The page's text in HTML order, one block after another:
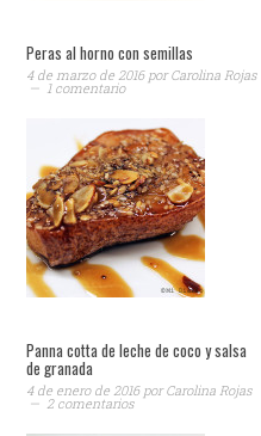
Peras al horno con semillas
4 de marzo de 2016porCarolina Rojas
1 comentario
Panna cotta de leche de coco y salsa
de granada
4 de enero de 2016porCarolina Rojas
2 comentarios